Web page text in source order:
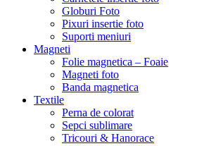
Globuri Foto
Pixuri insertie foto
Suporti meniuri
Magneti
Folie magnetica – Foaie
Magneti foto
Banda magnetica
Textile
Perna de colorat
Sepci sublimare
Tricouri & Hanorace